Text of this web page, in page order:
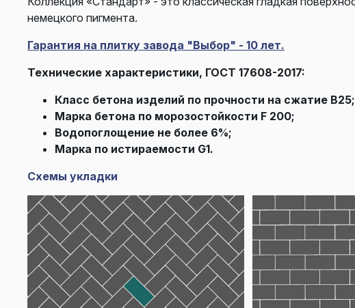
немецкого пигмента.
Гарантия на плитку завода "Выбор" - 10 лет.
Технические характеристики, ГОСТ 17608-2017:
Класс бетона изделий по прочности на сжатие В25;
Марка бетона по морозостойкости F 200;
Водопоглощение не более 6%;
Марка по истираемости G1.
Схемы укладки